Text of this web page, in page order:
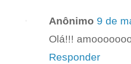
Anônimo 9 de
Olá!!!
Responder